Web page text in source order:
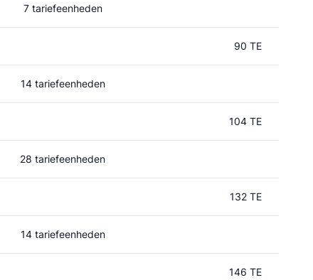
7 tariefeenheden
90 TE
14 tariefeenheden
104 TE
28 tariefeenheden
132 TE
14 tariefeenheden
146 TE